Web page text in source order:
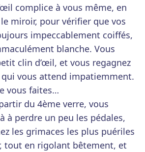
complice à vous même, en
miroir, pour vérifier que vos
impeccablement coiffés,
blanche. Vous
clin d’œil, et vous regagnez
vous attend impatiemment.
vous faites…
du 4ème verre, vous
à perdre un peu les pédales,
les grimaces les plus puériles
tout en rigolant bêtement, et